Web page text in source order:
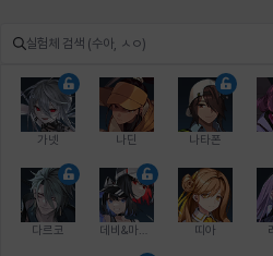
가넷 나딘 나타폰
다르코 띠아